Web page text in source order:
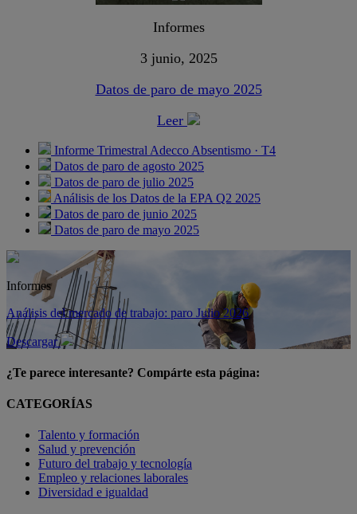
Informes
3 junio, 2025
Datos de paro de mayo 2025
Leer
Informe Trimestral Adecco Absentismo · T4
Datos de paro de agosto 2025
Datos de paro de julio 2025
Análisis de los Datos de la EPA Q2 2025
Datos de paro de junio 2025
Datos de paro de mayo 2025
Informes
Análisis del mercado de trabajo: paro Julio 2026
Descargar
¿Te parece interesante? Compárte esta página:
CATEGORÍAS
Talento y formación
Salud y prevención
Futuro del trabajo y tecnología
Empleo y relaciones laborales
Diversidad e igualdad